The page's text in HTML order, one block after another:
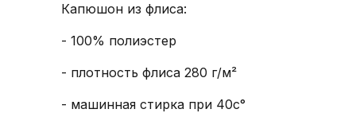
Капюшон из флиса:
- 100% полиэстер
- плотность флиса 280 г/м²
- машинная стирка при 40с°